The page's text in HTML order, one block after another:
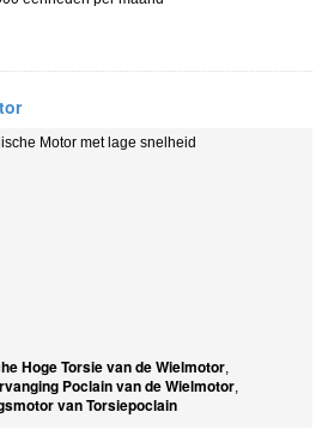
Motor met lage snelheid
Hoge Torsie van de Wielmotor,
Poclain van de Wielmotor,
van Torsiepoclain